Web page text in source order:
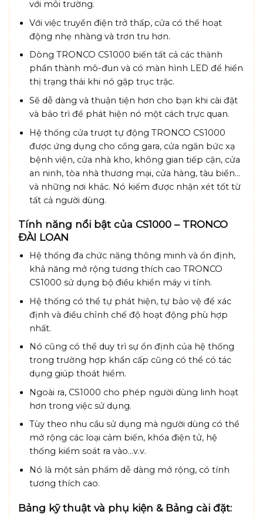
với môi trường.
Với việc truyền điện trở thấp, cửa có thể hoạt
động nhẹ nhàng và trơn tru hơn.
Dòng TRONCO CS1000 biến tất cả các thành
phần thành mô-đun và có màn hình LED để hiển
thị trạng thái khi nó gặp trục trặc.
Sẽ dễ dàng và thuận tiện hơn cho bạn khi cài đặt
và bảo trì để phát hiện nó một cách trực quan.
Hệ thống cửa trượt tự động TRONCO CS1000
được ứng dụng cho cổng gara, cửa ngăn bức xạ
bệnh viện, cửa nhà kho, không gian tiếp cận, cửa
an ninh, tòa nhà thương mại, cửa hàng, tàu biển…
và những nơi khác. Nó kiếm được nhận xét tốt từ
tất cả người dùng.
Tính năng nổi bật của CS1000 – TRONCO
ĐÀI LOAN
Hệ thống đa chức năng thông minh và ổn định,
khả năng mở rộng tương thích cao TRONCO
CS1000 sử dụng bộ điều khiển máy vi tính.
Hệ thống có thể tự phát hiện, tự bảo vệ để xác
định và điều chỉnh chế độ hoạt động phù hợp
nhất.
Nó cũng có thể duy trì sự ổn định của hệ thống
trong trường hợp khẩn cấp cũng có thể có tác
dụng giúp thoát hiểm.
Ngoài ra, CS1000 cho phép người dùng linh hoạt
hơn trong việc sử dụng.
Tùy theo nhu cầu sử dụng mà người dùng có thể
mở rộng các loại cảm biến, khóa điện tử, hệ
thống kiểm soát ra vào…v.v.
Nó là một sản phẩm dễ dàng mở rộng, có tính
tương thích cao.
Bảng kỹ thuật và phụ kiện & Bảng cài đặt: